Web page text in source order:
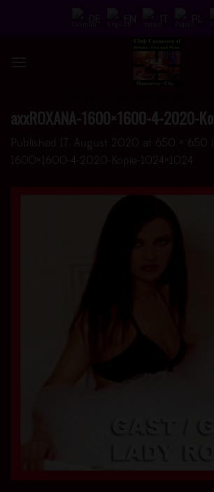
axxROXANA-1600×1600-4-2020-
Published 17. August 2020 at 650 × 650
1600×1600-4-2020-Kopie-1024×1024